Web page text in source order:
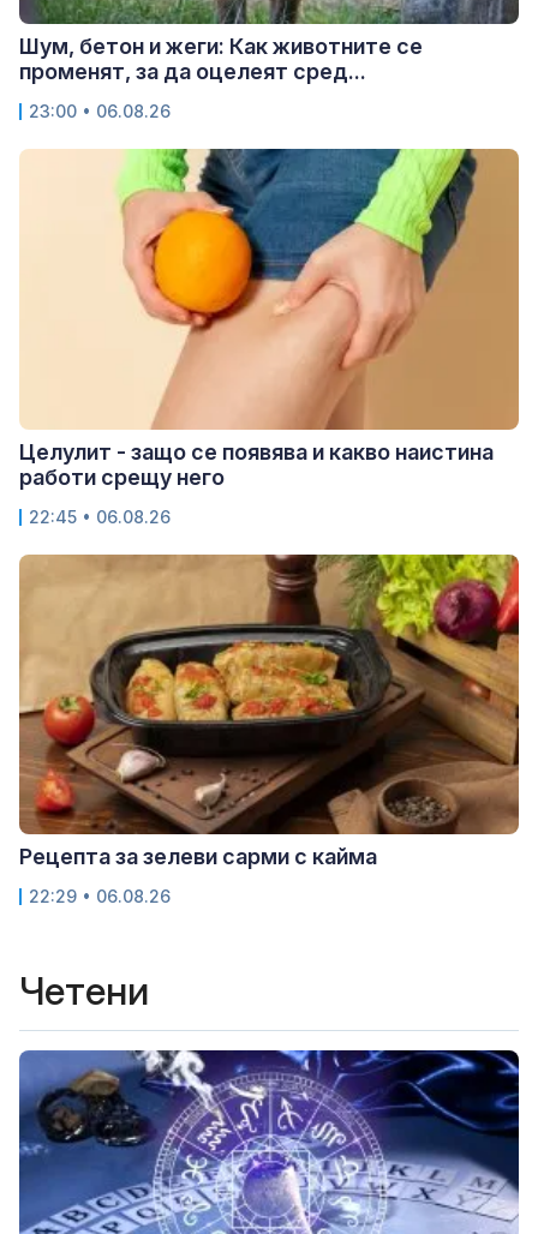
Шум, бетон и жеги: Как животните се
променят, за да оцелеят сред...
23:00 • 06.08.26
Целулит - защо се появява и какво наистина
работи срещу него
22:45 • 06.08.26
Рецепта за зелеви сарми с кайма
22:29 • 06.08.26
Четени